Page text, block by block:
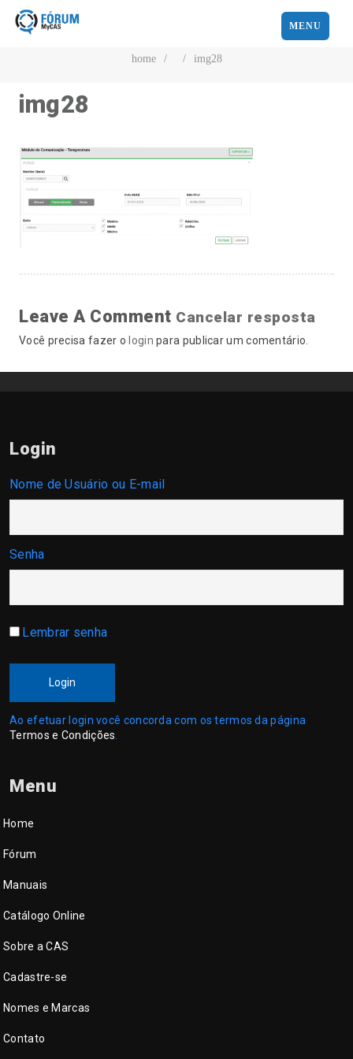
MENU
home / / img28
img28
Leave A Comment Cancelar resposta
Você precisa fazer o login para publicar um comentário.
Login
Nome de Usuário ou E-mail
Senha
Lembrar senha
Login
Ao efetuar login você concorda com os termos da página
Termos e Condições
Menu
Home
Fórum
Manuais
Catálogo Online
Sobre a CAS
Cadastre-se
Nomes e Marcas
Contato